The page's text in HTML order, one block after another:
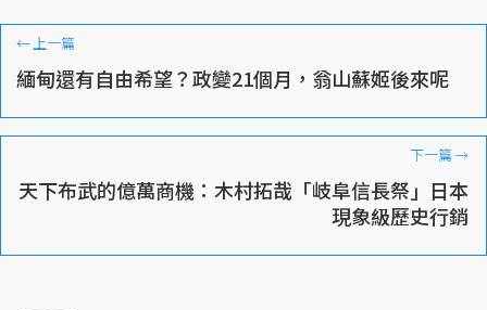
←上一篇
緬甸還有自由希望？政變21個月，翁山蘇姬後來呢
下一篇→
天下布武的億萬商機：木村拓哉「岐阜信長祭」日本
現象級歷史行銷